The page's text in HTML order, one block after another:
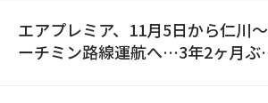
エアプレミア、11月5日から仁川
ーチミン路線運航へ…3年2ヶ月ぶ